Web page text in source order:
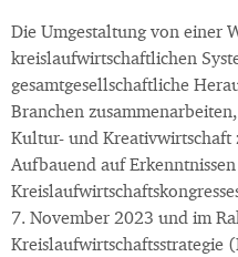
Die Umgestaltung von einer
kreislaufwirtschaftlichen
gesamtgesellschaftliche
Branchen
Kultur- und Kreativwirtschaft
Aufbauend auf Erkenntnissen
7. November 2023 und im
Kreislaufwirtschaftsstrategie